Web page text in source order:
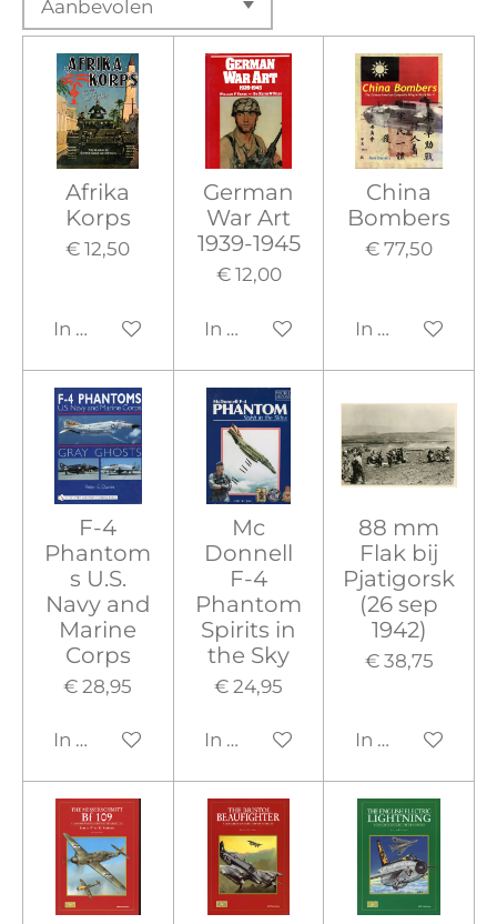
Afrika
Korps
€ 12,50
In winkelwagen
German
War Art
1939-1945
€ 12,00
In winkelwagen
China
Bombers
€ 77,50
In
F-4
Phantom
s U.S.
Navy and
Marine
Corps
€ 28,95
In winkelwagen
Mc
Donnell
F-4
Phantom
Spirits in
the Sky
€ 24,95
In winkelwagen
88 mm
Flak bij
Pjatigorsk
(26 sep
1942)
€ 38,75
In